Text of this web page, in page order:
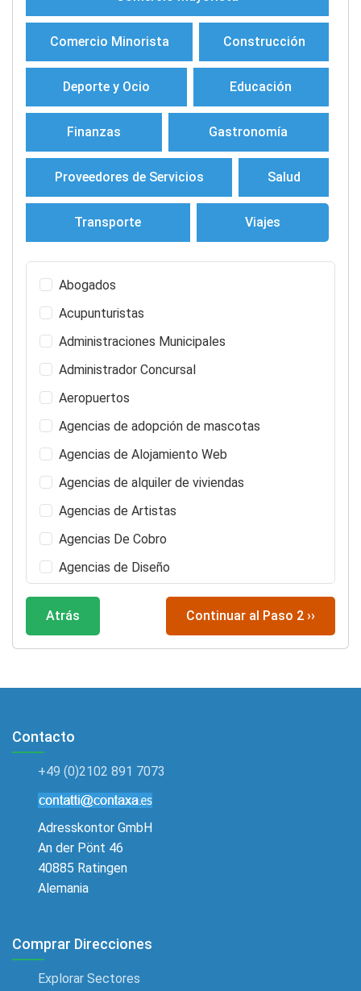
Comercio Minorista Construcción
Deporte y Ocio Educación
Finanzas Gastronomía
Proveedores de Servicios Salud
Transporte Viajes
Abogados
Acupunturistas
Administraciones Municipales
Administrador Concursal
Aeropuertos
Agencias de adopción de mascotas
Agencias de Alojamiento Web
Agencias de alquiler de viviendas
Agencias de Artistas
Agencias De Cobro
Agencias de Diseño
Agencias de Empleo
Agencias de Eventos
Agencias de marketing online
Agencias de publicidad
Agencias de Relaciones Públicas
Agencias de seguros de automóviles
Agencias de Seguros de Salud
Agencias de trabajo temporal
Agencias de traducción
Atrás Continuar al Paso 2 ››
Contacto
+49 (0)2102 891 7073
Adresskontor GmbH
An der Pönt 46
40885 Ratingen
Alemania
Comprar Direcciones
Explorar Sectores